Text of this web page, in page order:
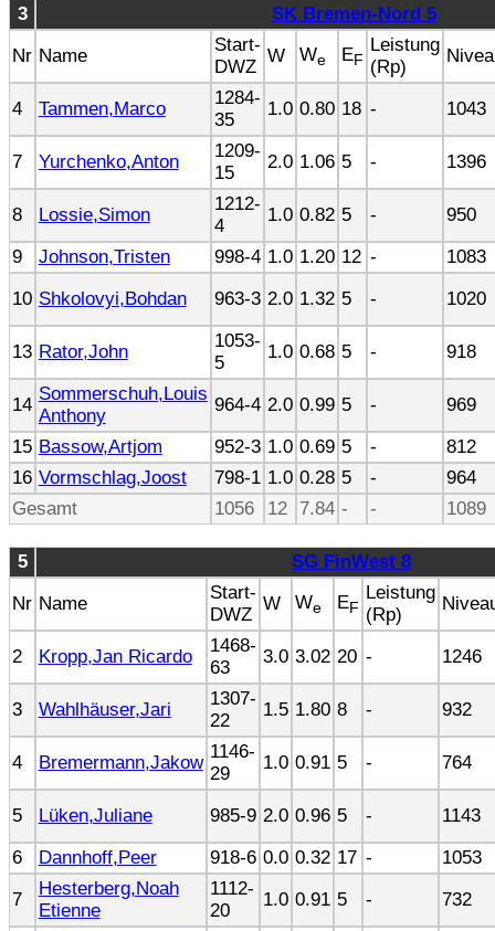
3
SK Bremen-Nord 5
Nr Name
Start-
DWZ
W We EF
Leistung
(Rp)
4 Tammen,Marco
1284-
35
1.0 0.80 18 - 1043
7 Yurchenko,Anton
1209-
15
2.0 1.06 5 - 1396
8 Lossie,Simon
1212-
4
1.0 0.82 5 -
950
9
Johnson,Tristen 998-4 1.0 1.20 12 -
1083
10 Shkolovyi,Bohdan 963-3 2.0 1.32 5 - 1020
13 Rator,John
1053-
5
1.0 0.68 5 - 918
14
Sommerschuh,Louis
Anthony
964-4 2.0 0.99 5 -
969
15 Bassow,Artjom 952-3 1.0 0.69 5 -
812
16 Vormschlag,Joost 798-1 1.0 0.28 5 -
964
Gesamt
1056 12 7.84 - - 1089
5
SG FinWest 8
Nr Name
Start-
DWZ
W We EF
Leistung
(Rp)
2 Kropp,Jan Ricardo
1468-
63
3.0 3.02 20 - 1246
3 Wahlhäuser,Jari
1307-
22
1.5 1.80 8 - 932
4 Bremermann,Jakow
1146-
29
1.0 0.91 5 - 764
5 Lüken,Juliane 985-9 2.0 0.96 5 -
1143
6
Dannhoff,Peer 918-6 0.0 0.32 17 -
1053
7
Hesterberg,Noah
Etienne
1112-
20
1.0 0.91 5 -
732